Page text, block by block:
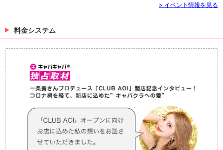
> イベント情報を見る
料金システム